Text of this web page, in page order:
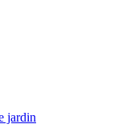
jardin